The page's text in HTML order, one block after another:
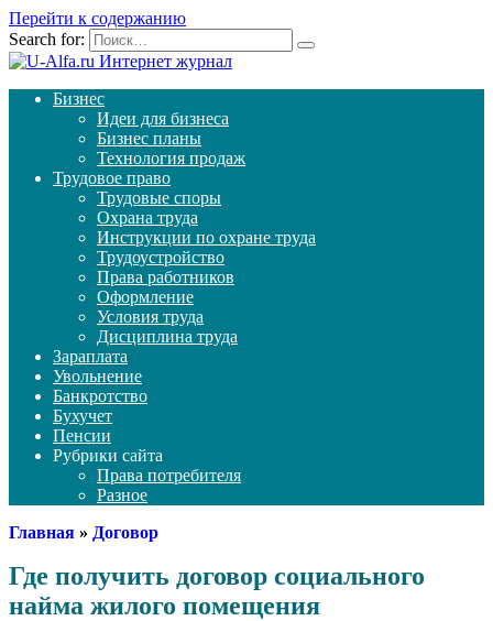
Перейти к содержанию
Search for:
Бизнес
Идеи для бизнеса
Бизнес планы
Технология продаж
Трудовое право
Трудовые споры
Охрана труда
Инструкции по охране труда
Трудоустройство
Права работников
Оформление
Условия труда
Дисциплина труда
Зараплата
Увольнение
Банкротство
Бухучет
Пенсии
Рубрики сайта
Права потребителя
Разное
Главная » Договор
Где получить договор социального
найма жилого помещения